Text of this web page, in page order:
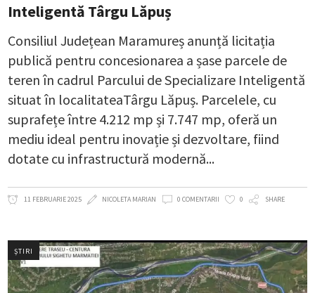
Inteligentă Târgu Lăpuș
Consiliul Județean Maramureș anunță licitația
publică pentru concesionarea a șase parcele de
teren în cadrul Parcului de Specializare Inteligentă
situat în localitateaTârgu Lăpuș. Parcelele, cu
suprafețe între 4.212 mp și 7.747 mp, oferă un
mediu ideal pentru inovație și dezvoltare, fiind
dotate cu infrastructură modernă
11 FEBRUARIE 2025 NICOLETA MARIAN 0 COMENTARII 0 SHARE
ȘTIRI